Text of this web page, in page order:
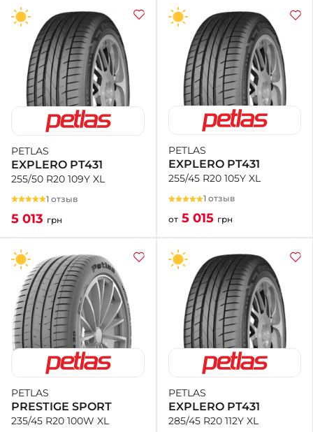
+38 (067) 911-14-14
- на Щепкина
+38 (098) 911-911-0
- на Тополе
+38 (098) 911-911-4
- на Калиновой
+38 (077) 7-184-184
- Донецкое шоссе
+38 (050)-911-911-2
- Щепкина
+38 (099)-643-33-77
- Тополь
+38 (068)-923-74-19
- Калиновая
PETLAS
EXPLERO PT431
255/50 R20 109Y XL
1 отзыв
5 013 грн
PETLAS
EXPLERO PT431
255/45 R20 105Y XL
1 отзыв
от 5 015 грн
PETLAS
PRESTIGE SPORT
235/45 R20 100W XL
PETLAS
EXPLERO PT431
285/45 R20 112Y XL